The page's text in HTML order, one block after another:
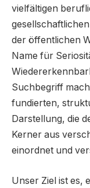
vielfältigen
der öffentlichen
Name für
Suchbegriff
fundierten,
Darstellung, die
Kerner aus
einordnet und
Unser Ziel ist es,